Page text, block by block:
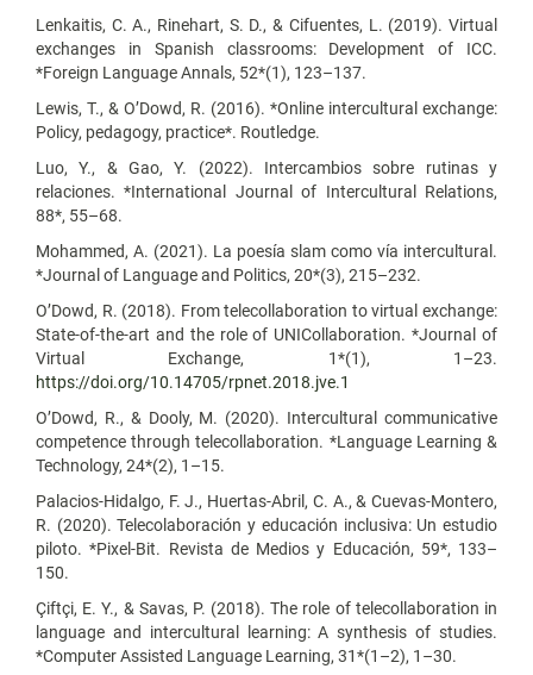
Lenkaitis, C. A., Rinehart, S. D., & Cifuentes, L. (2019). Virtual
exchanges in Spanish classrooms: Development of ICC.
*Foreign Language Annals, 52*(1), 123–137.
Lewis, T., & O’Dowd, R. (2016). *Online intercultural exchange:
Policy, pedagogy, practice*. Routledge.
Luo, Y., & Gao, Y. (2022). Intercambios sobre rutinas y
relaciones. *International Journal of Intercultural Relations,
88*, 55–68.
Mohammed, A. (2021). La poesía slam como vía intercultural.
*Journal of Language and Politics, 20*(3), 215–232.
O’Dowd, R. (2018). From telecollaboration to virtual exchange:
State-of-the-art and the role of UNICollaboration. *Journal of
Virtual Exchange, 1*(1), 1–23.
https://doi.org/10.14705/rpnet.2018.jve.1
O’Dowd, R., & Dooly, M. (2020). Intercultural communicative
competence through telecollaboration. *Language Learning &
Technology, 24*(2), 1–15.
Palacios-Hidalgo, F. J., Huertas-Abril, C. A., & Cuevas-Montero,
R. (2020). Telecolaboración y educación inclusiva: Un estudio
piloto. *Pixel-Bit. Revista de Medios y Educación, 59*, 133–
150.
Çiftçi, E. Y., & Savas, P. (2018). The role of telecollaboration in
language and intercultural learning: A synthesis of studies.
*Computer Assisted Language Learning, 31*(1–2), 1–30.